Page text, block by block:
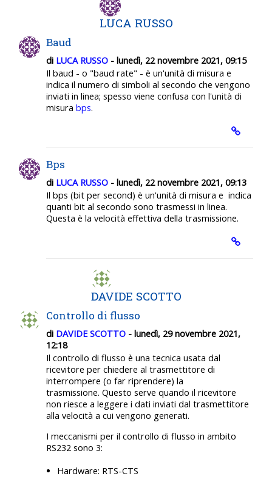
LUCA RUSSO
Baud
di LUCA RUSSO - lunedì, 22 novembre 2021, 09:15
Il baud - o "baud rate" - è un'unità di misura e
indica il numero di simboli al secondo che vengono
inviati in linea; spesso viene confusa con l'unità di
misura bps.
Bps
di LUCA RUSSO - lunedì, 22 novembre 2021, 09:13
Il bps (bit per second) è un'unità di misura e indica
quanti bit al secondo sono trasmessi in linea.
Questa è la velocità effettiva della trasmissione.
DAVIDE SCOTTO
Controllo di flusso
di DAVIDE SCOTTO - lunedì, 29 novembre 2021,
12:18
Il controllo di flusso è una tecnica usata dal
ricevitore per chiedere al trasmettitore di
interrompere (o far riprendere) la
trasmissione. Questo serve quando il ricevitore
non riesce a leggere i dati inviati dal trasmettitore
alla velocità a cui vengono generati.
I meccanismi per il controllo di flusso in ambito
RS232 sono 3:
Hardware: RTS-CTS